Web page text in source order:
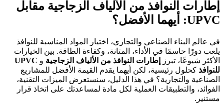
إطارات النوافذ من الألياف الزجاجية مقابل
UPVC: أيهما الأفضل؟
في عالم البناء الصناعي والتجاري، اختيار المواد المناسبة للنوافذ
يلعب دورًا حاسمًا في الأداء، المتانة، وكفاءة الطاقة. بين الخيارات
الأكثر شيوعًا، تبرز
إطارات النوافذ من الألياف الزجاجية و UPVC
للنوافذ كحلول رئيسية، لكن أيهما يقدم القيمة الأفضل للمشاريع
الصناعية والتجارية؟ في هذا الدليل، سنستعرض الميزات التقنية،
الفوائد، والتطبيقات العملية لكل مادة لمساعدتك على اتخاذ قرار
مستنير.